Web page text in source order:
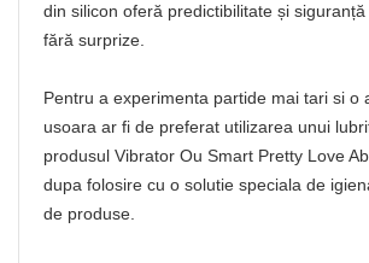
din silicon oferă predictibilitate și
fără surprize.
Pentru a experimenta partide mai tari si o
usoara ar fi de preferat utilizarea unui
produsul Vibrator Ou Smart Pretty Love
dupa folosire cu o solutie speciala de
de produse.